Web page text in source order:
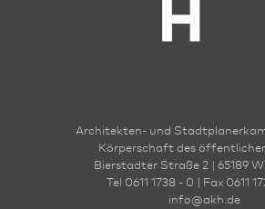
Architekten- und
Körperschaft des
Bierstadter Straße 2 | 65189
Tel 0611 1738 - 0 | Fax 0611
info@akh.de